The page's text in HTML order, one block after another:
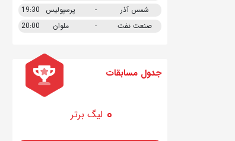
شمس آذر
- پرسپولیس
19:30
صنعت نفت
- ملوان 20:00
جدول مسابقات
لیگ برتر